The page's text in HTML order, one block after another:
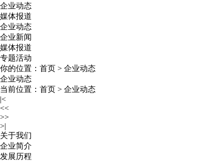
企业动态
媒体报道
企业动态
企业新闻
媒体报道
专题活动
你的位置： 首页 > 企业动态
企业动态
当前位置： 首页 > 企业动态
|<
<<
>>
>|
关于我们
企业简介
发展历程